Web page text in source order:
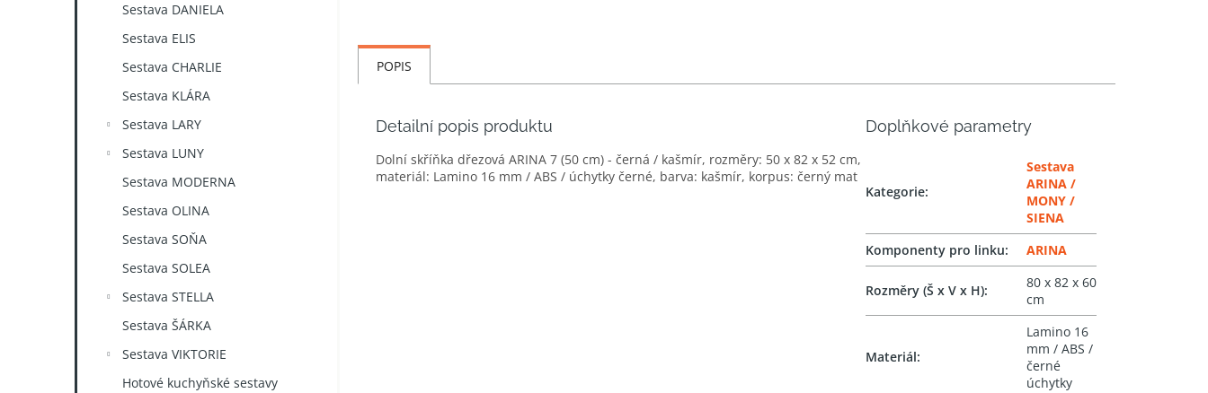
Sestava DANIELA
Sestava ELIS
Sestava CHARLIE
Sestava KLÁRA
Sestava LARY
Sestava LUNY
Sestava MODERNA
Sestava OLINA
Sestava SOŇA
Sestava SOLEA
Sestava STELLA
Sestava ŠÁRKA
Sestava VIKTORIE
Hotové kuchyňské sestavy
POPIS
Detailní popis produktu
Dolní skříňka dřezová ARINA 7 (50 cm) - černá / kašmír, rozměry: 50 x 82 x 52 cm,
materiál: Lamino 16 mm / ABS / úchytky černé, barva: kašmír, korpus: černý mat
Doplňkové parametry
Kategorie:
Sestava
ARINA /
MONY /
SIENA
Komponenty pro linku: ARINA
Rozměry (Š x V x H):
80 x 82 x 60
cm
Materiál:
Lamino 16
mm / ABS /
černé
úchytky